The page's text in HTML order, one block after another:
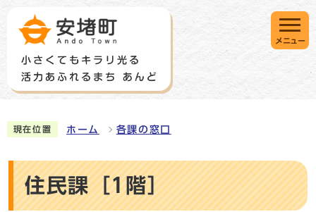
メニュー
現在位置 ホーム 各課の窓口
住民課［1階］